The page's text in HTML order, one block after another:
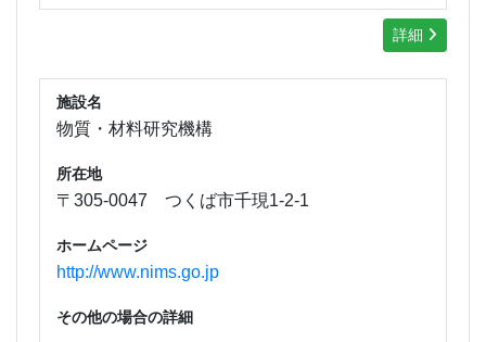
詳細
施設名
物質・材料研究機構
所在地
〒305-0047 つくば市千現1-2-1
ホームページ
http://www.nims.go.jp
その他の場合の詳細